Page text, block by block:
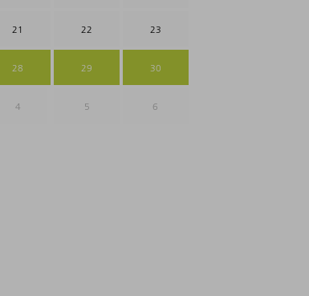
21 22 23
28 29 30
4 5 6